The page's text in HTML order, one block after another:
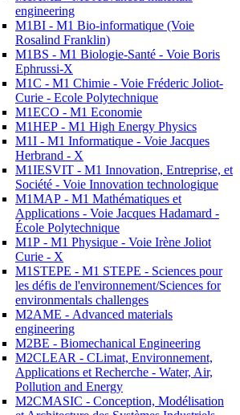
engineering
M1BI - M1 Bio-informatique (Voie
Rosalind Franklin)
M1BS - M1 Biologie-Santé - Voie Boris
Ephrussi-X
M1C - M1 Chimie - Voie Fréderic Joliot-
Curie - Ecole Polytechnique
M1ECO - M1 Economie
M1HEP - M1 High Energy Physics
M1I - M1 Informatique - Voie Jacques
Herbrand - X
M1IESVIT - M1 Innovation, Entreprise, et
Société - Voie Innovation technologique
M1MAP - M1 Mathématiques et
Applications - Voie Jacques Hadamard -
École Polytechnique
M1P - M1 Physique - Voie Irène Joliot
Curie - X
M1STEPE - M1 STEPE - Sciences pour
les défis de l'environnement/Sciences for
environmentals challenges
M2AME - Advanced materials
engineering
M2BE - Biomechanical Engineering
M2CLEAR - CLimat, Environnement,
Applications et Recherche - Water, Air,
Pollution and Energy
M2CMASIC - Conception, Modélisation